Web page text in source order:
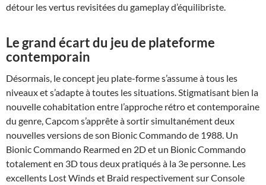
détour les vertus revisitées du gameplay d’équilibriste.
Le grand écart du jeu de plateforme
contemporain
Désormais, le concept jeu plate-forme s’assume à tous les
niveaux et s’adapte à toutes les situations. Stigmatisant bien la
nouvelle cohabitation entre l’approche rétro et contemporaine
du genre, Capcom s’apprête à sortir simultanément deux
nouvelles versions de son Bionic Commando de 1988. Un
Bionic Commando Rearmed en 2D et un Bionic Commando
totalement en 3D tous deux pratiqués à la 3e personne. Les
excellents Lost Winds et Braid respectivement sur Console